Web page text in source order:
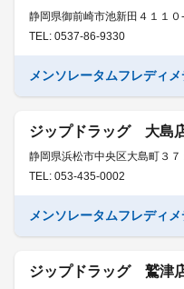
静岡県御前崎市池新田４１１０
TEL: 0537-86-9330
メンソレータムフレディ
ジップドラッグ 大島
静岡県浜松市中央区大島町３７
TEL: 053-435-0002
メンソレータムフレディ
ジップドラッグ 鷲津